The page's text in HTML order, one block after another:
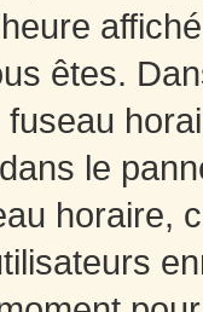
êtes.
le
horaire,